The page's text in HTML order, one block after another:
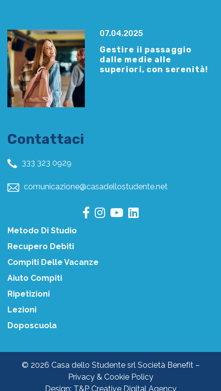
07.04.2025
Gestire il passaggio
dalle medie alle
superiori, con serenità!
Contattaci
333 323 0929
comunicazione@casadellostudente.net
Metodo Di Studio
Recupero Debiti
Compiti Delle Vacanze
Aiuto Compiti
Ripetizioni
Lezioni
Doposcuola
© 2026 Casa dello Studente srl Società Benefit –
Privacy & Cookie Policy
Design: T&P Creative Digital Agency